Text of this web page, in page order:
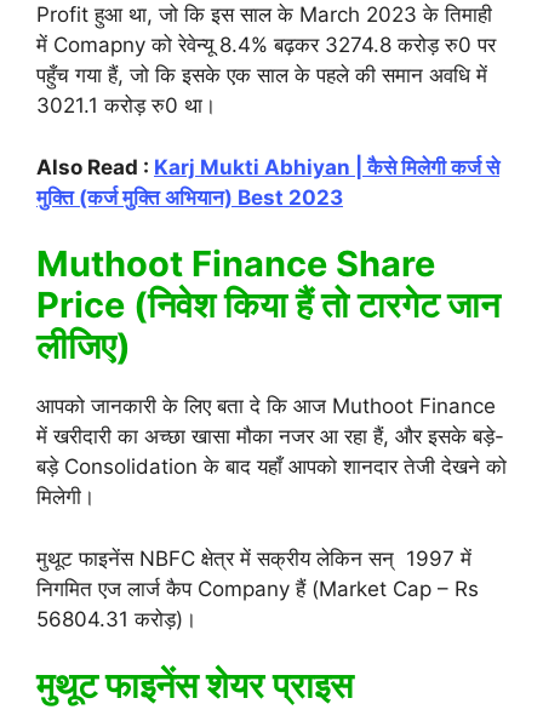
Profit हुआ था, जो कि इस साल के March 2023 के तिमाही
में Comapny को रेवेन्यू 8.4% बढ़कर 3274.8 करोड़ रु0 पर
पहुँच गया हैं, जो कि इसके एक साल के पहले की समान अवधि में
3021.1 करोड़ रु0 था।
Also Read : Karj Mukti Abhiyan | कैसे मिलेगी कर्ज से
मुक्ति (कर्ज मुक्ति अभियान) Best 2023
Muthoot Finance Share
Price (निवेश किया हैं तो टारगेट जान
लीजिए)
आपको जानकारी के लिए बता दे कि आज Muthoot Finance
में खरीदारी का अच्छा खासा मौका नजर आ रहा हैं, और इसके बड़े-
बड़े Consolidation के बाद यहाँ आपको शानदार तेजी देखने को
मिलेगी।
मुथूट फाइनेंस NBFC क्षेत्र में सक्रीय लेकिन सन् 1997 में
निगमित एज लार्ज कैप Company हैं (Market Cap – Rs
56804.31 करोड़)।
मुथूट फाइनेंस शेयर प्राइस